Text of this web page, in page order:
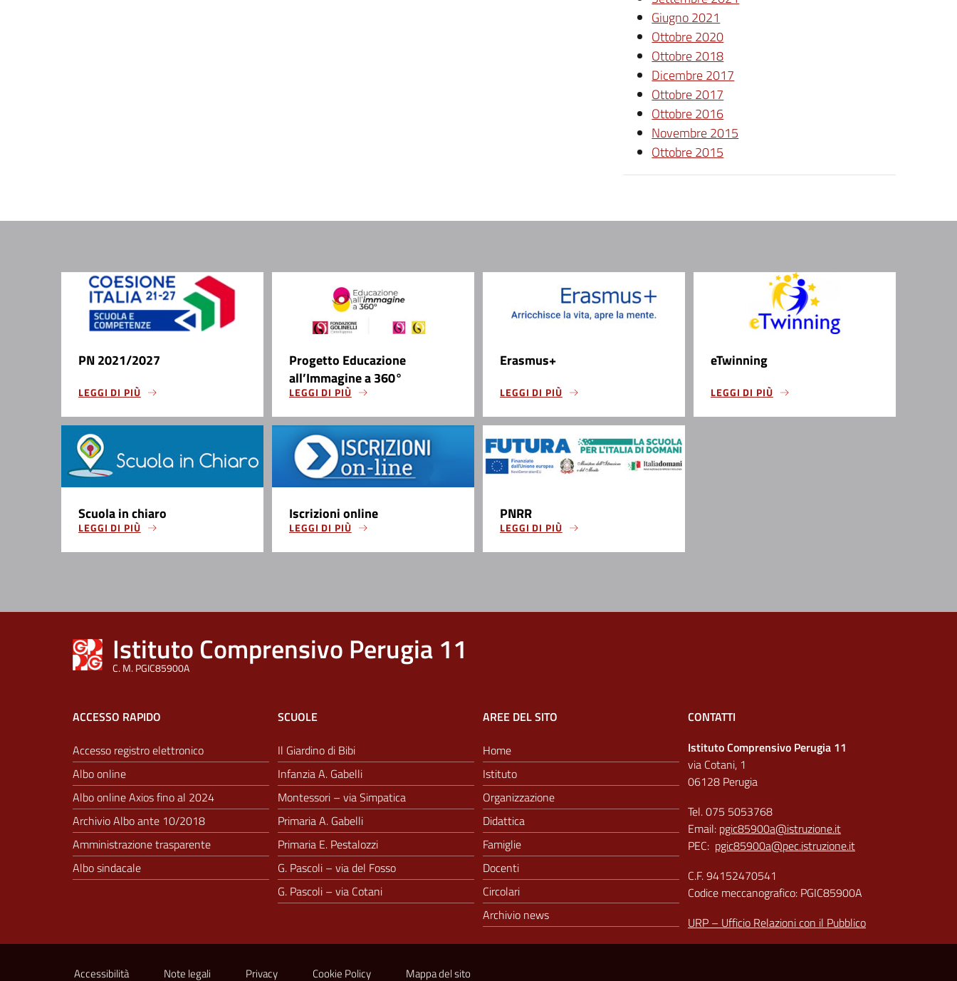
Giugno 2021
Ottobre 2020
Ottobre 2018
Dicembre 2017
Ottobre 2017
Ottobre 2016
Novembre 2015
Ottobre 2015
PN 2021/2027
LEGGI DI PIÙ
Progetto Educazione
all’Immagine a 360°
LEGGI DI PIÙ
Erasmus+
LEGGI DI PIÙ
eTwinning
LEGGI DI PIÙ
Scuola in chiaro
LEGGI DI PIÙ
Iscrizioni online
LEGGI DI PIÙ
PNRR
LEGGI DI PIÙ
Istituto Comprensivo Perugia 11
C. M. PGIC85900A
ACCESSO RAPIDO
Accesso registro elettronico
Albo online
Albo online Axios fino al 2024
Archivio Albo ante 10/2018
Amministrazione trasparente
Albo sindacale
SCUOLE
Il Giardino di Bibi
Infanzia A. Gabelli
Montessori – via Simpatica
Primaria A. Gabelli
Primaria E. Pestalozzi
G. Pascoli – via del Fosso
G. Pascoli – via Cotani
AREE DEL SITO
Home
Istituto
Organizzazione
Didattica
Famiglie
Docenti
Circolari
Archivio news
CONTATTI
Istituto Comprensivo Perugia 11
via Cotani, 1
06128 Perugia
Tel. 075 5053768
Email: pgic85900a@istruzione.it
PEC: pgic85900a@pec.istruzione.it
C.F. 94152470541
Codice meccanografico: PGIC85900A
URP – Ufficio Relazioni con il Pubblico
Accessibilità Note legali Privacy Cookie Policy Mappa del sito